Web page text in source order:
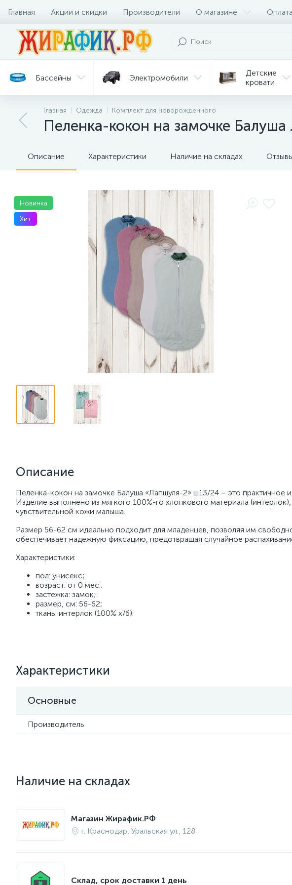
Главная Акции и скидки Производители О магазине Оплата
Бассейны Электромобили
Детские
кровати
Батуты Велосипеды
и уход
горки
для кормления
Главная Одежда Комплект для новорожденного
Пеленка-кокон на замочке
Описание Характеристики Наличие на складах
Новинка
Хит
Описание
Пеленка-кокон на замочке Балуша «Лапшуля-2» ш13/24 – это
Изделие выполнено из мягкого 100%-го хлопкового материала
чувствительной кожи малыша.
Размер 56-62 см идеально подходит для младенцев, позволяя им
обеспечивает надежную фиксацию, предотвращая случайное
Характеристики:
пол: унисекс;
возраст: от 0 мес.;
застежка: замок;
размер, см: 56-62;
ткань: интерлок (100% х/б).
Характеристики
Основные
Производитель
Наличие на складах
Магазин Жирафик.РФ
г. Краснодар, Уральская ул., 128
Склад, срок доставки 1 день